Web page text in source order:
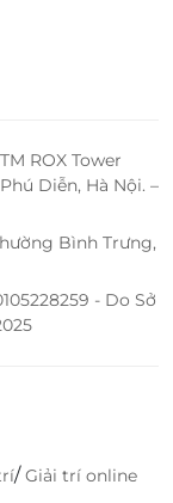
Quận Hải
Mall Huế,
Đông, Huế,
Huế,
P. Phú
Thiên Huế
Ngô
ROX Tower
Diễn, Hà Nội. –
Bình Trưng,
- Do Sở
/Giải trí online